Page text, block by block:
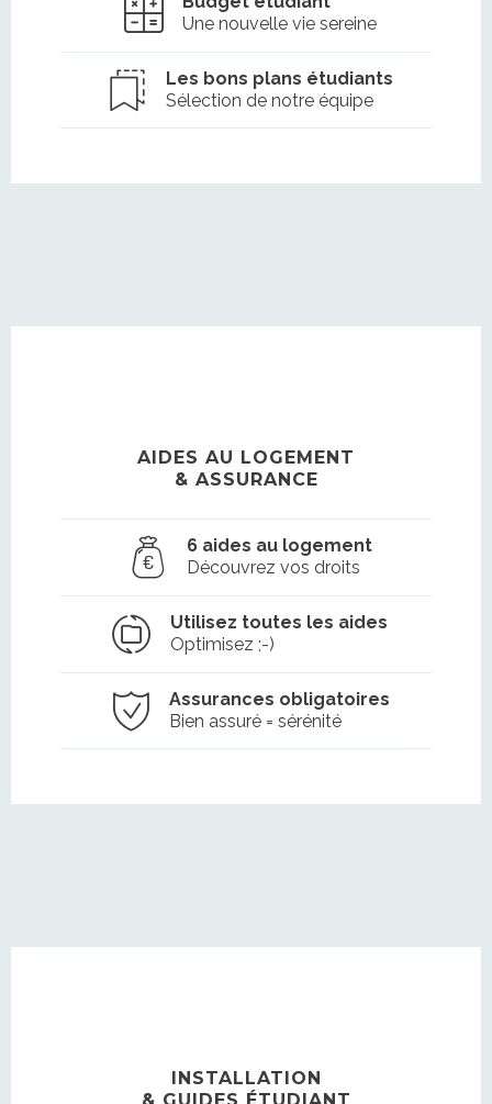
Une nouvelle vie sereine
Les bons plans étudiants
Sélection de notre équipe
AIDES AU LOGEMENT
& ASSURANCE
6 aides au logement
Découvrez vos droits
Utilisez toutes les aides
Optimisez ;-)
Assurances obligatoires
Bien assuré = sérénité
INSTALLATION